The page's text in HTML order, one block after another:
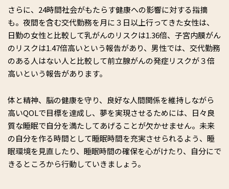
さらに、24時間社会がもたらす健康への影響に対する指摘
も。夜間を含む交代勤務を月に３日以上行ってきた女性は、
日勤の女性と比較して乳がんのリスクは1.36倍、子宮内膜がん
のリスクは1.47倍高いという報告があり、男性では、交代勤務
のある人はない人と比較して前立腺がんの発症リスクが３倍
高いという報告があります。
体と精神、脳の健康を守り、良好な人間関係を維持しながら
高いQOLで目標を達成し、夢を実現させるためには、日々良
質な睡眠で自分を満たしてあげることが欠かせません。未来
の自分を作る時間として睡眠時間を充実させられるよう、睡
眠環境を見直したり、睡眠時間の確保を心がけたり、自分にで
きるところから行動していきましょう。